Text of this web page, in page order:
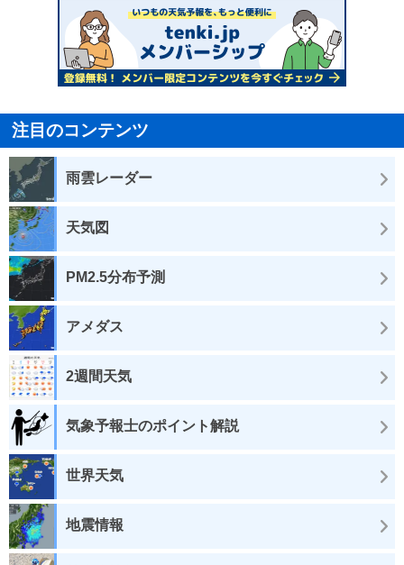
注目のコンテンツ
雨雲レーダー
天気図
PM2.5分布予測
アメダス
2週間天気
気象予報士のポイント解説
世界天気
地震情報